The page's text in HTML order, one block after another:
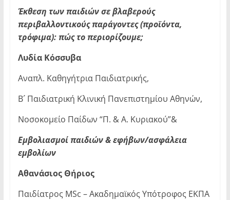
Έκθεση των παιδιών σε βλαβερούς
περιβαλλοντικούς παράγοντες (προϊόντα,
τρόφιμα): πώς το περιορίζουμε;
Λυδία Κόσσυβα
Αναπλ. Καθηγήτρια Παιδιατρικής,
Β´ Παιδιατρική Κλινική Πανεπιστημίου Αθηνών,
Νοσοκομείο Παίδων “Π. & Α. Κυριακού”&
Εμβολιασμοί παιδιών & εφήβων/ασφάλεια
εμβολίων
Αθανάσιος Θήριος
Παιδίατρος MSc – Ακαδημαϊκός Υπότροφος ΕΚΠΑ